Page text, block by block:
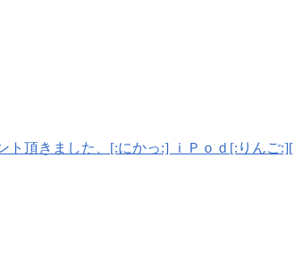
頂きました、[:にかっ:] ｉＰｏｄ[:りんご